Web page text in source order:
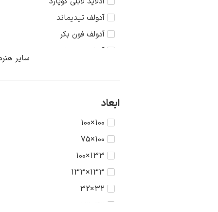
منظره
آدولف تیدیماند
آدولف فون بکر
آدولف منتسل
آرتور استریتون
آرتور پرسی
آرتور دیویس
آرتور فرانک ماتیوس
آرتور همینگ
آرچیبالد موتلی
آردنگو سوفیچی
سایر
ابعاد
100×100
100×75
133×100
133×133
32×32
42×32